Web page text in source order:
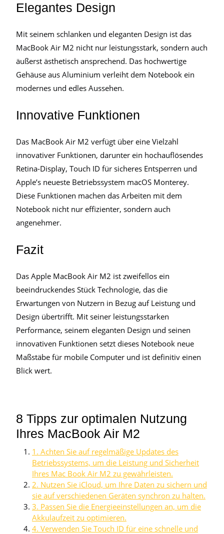
Elegantes Design
Mit seinem schlanken und eleganten Design ist das
MacBook Air M2 nicht nur leistungsstark, sondern auch
äußerst ästhetisch ansprechend. Das hochwertige
Gehäuse aus Aluminium verleiht dem Notebook ein
modernes und edles Aussehen.
Innovative Funktionen
Das MacBook Air M2 verfügt über eine Vielzahl
innovativer Funktionen, darunter ein hochauflösendes
Retina-Display, Touch ID für sicheres Entsperren und
Apple’s neueste Betriebssystem macOS Monterey.
Diese Funktionen machen das Arbeiten mit dem
Notebook nicht nur effizienter, sondern auch
angenehmer.
Fazit
Das Apple MacBook Air M2 ist zweifellos ein
beeindruckendes Stück Technologie, das die
Erwartungen von Nutzern in Bezug auf Leistung und
Design übertrifft. Mit seiner leistungsstarken
Performance, seinem eleganten Design und seinen
innovativen Funktionen setzt dieses Notebook neue
Maßstäbe für mobile Computer und ist definitiv einen
Blick wert.
8 Tipps zur optimalen Nutzung
Ihres MacBook Air M2
1. Achten Sie auf regelmäßige Updates des
Betriebssystems, um die Leistung und Sicherheit
Ihres Mac Book Air M2 zu gewährleisten.
2. Nutzen Sie iCloud, um Ihre Daten zu sichern und
sie auf verschiedenen Geräten synchron zu halten.
3. Passen Sie die Energieeinstellungen an, um die
Akkulaufzeit zu optimieren.
4. Verwenden Sie Touch ID für eine schnelle und